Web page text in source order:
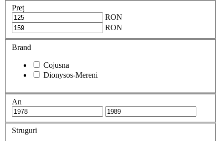
Preț
RON
RON
Brand
Cojusna
Dionysos-Mereni
An
Struguri